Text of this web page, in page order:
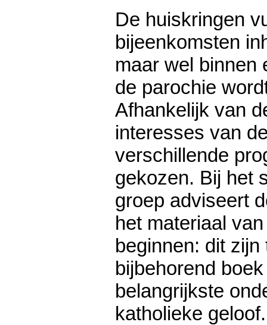
De huiskringen
bijeenkomsten
maar wel binnen
de parochie
Afhankelijk van
interesses van
verschillende
gekozen. Bij het
groep adviseert
het materiaal
beginnen: dit
bijbehorend
belangrijkste
katholieke geloof.